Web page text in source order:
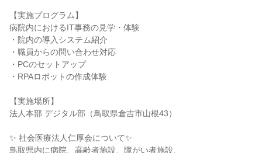
【実施プログラム】
病院内におけるIT事務の見学・体験
・院内の導入システム紹介
・職員からの問い合わせ対応
・PCのセットアップ
・RPAロボットの作成体験
【実施場所】
法人本部 デジタル部（鳥取県倉吉市山根43）
✨ 社会医療法人仁厚会について✨
鳥取県内に病院、高齢者施設、障がい者施設、